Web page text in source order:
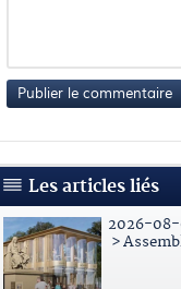
Publier le commentaire
Les articles liés
2026-08-
>